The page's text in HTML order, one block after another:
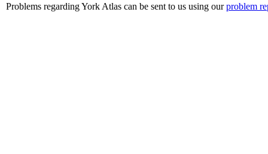
Problems regarding York Atlas can be sent to us using ourproblem